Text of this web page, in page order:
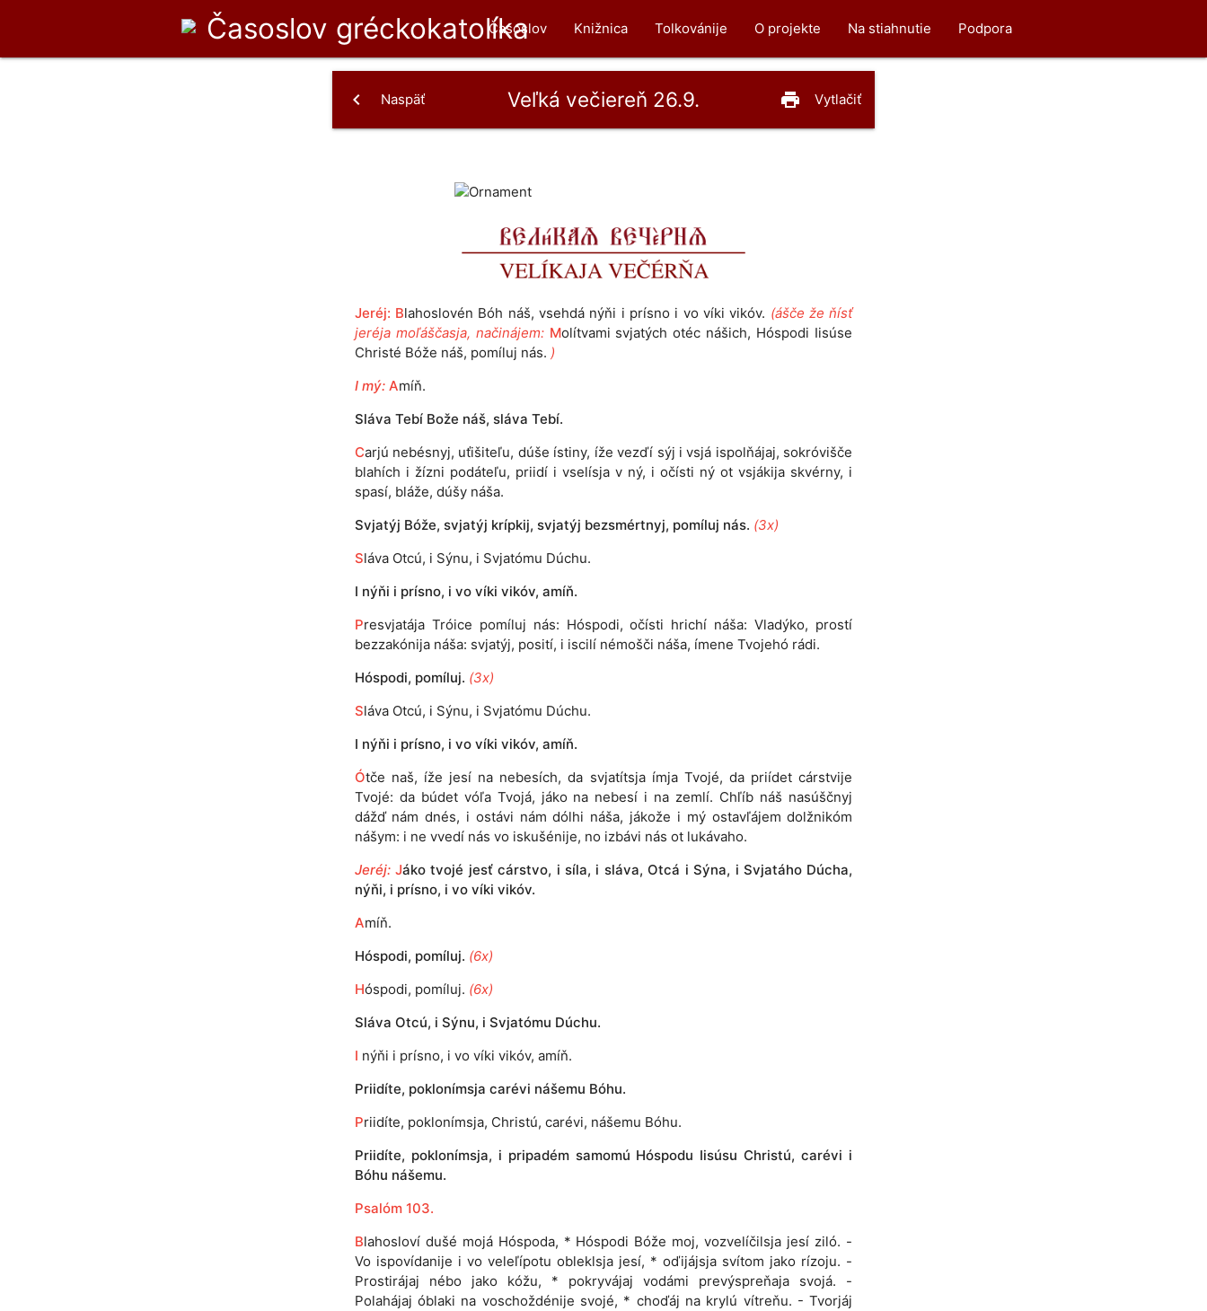
Časoslov gréckokatolíka
Časoslov Knižnica Tolkovánije O projekte Na stiahnutie Podpora
Veľká večiereň 26.9.
chevron_left Naspäť print Vytlačiť
Jeréj: Blahoslovén Bóh náš, vsehdá nýňi i prísno i vo víki vikóv. (ášče že ňísť
jeréja moľáščasja, načinájem: Molítvami svjatých otéc nášich, Hóspodi Iisúse
Christé Bóže náš, pomíluj nás. )
I mý: Amíň.
Sláva Tebí Bože náš, sláva Tebí.
Carjú nebésnyj, uťišiteľu, dúše ístiny, íže vezďí sýj i vsjá ispolňájaj, sokróvišče
blahích i žízni podáteľu, priidí i vselísja v ný, i očísti ný ot vsjákija skvérny, i
spasí, bláže, dúšy náša.
Svjatýj Bóže, svjatýj krípkij, svjatýj bezsmértnyj, pomíluj nás. (3x)
Sláva Otcú, i Sýnu, i Svjatómu Dúchu.
I nýňi i prísno, i vo víki vikóv, amíň.
Presvjatája Tróice pomíluj nás: Hóspodi, očísti hrichí náša: Vladýko, prostí
bezzakónija náša: svjatýj, posití, i iscilí némošči náša, ímene Tvojehó rádi.
Hóspodi, pomíluj. (3x)
Sláva Otcú, i Sýnu, i Svjatómu Dúchu.
I nýňi i prísno, i vo víki vikóv, amíň.
Ótče naš, íže jesí na nebesích, da svjatítsja ímja Tvojé, da priídet cárstvije
Tvojé: da búdet vóľa Tvojá, jáko na nebesí i na zemlí. Chľíb náš nasúščnyj
dážď nám dnés, i ostávi nám dólhi náša, jákože i mý ostavľájem dolžnikóm
nášym: i ne vvedí nás vo iskušénije, no izbávi nás ot lukávaho.
Jeréj: Jáko tvojé jesť cárstvo, i síla, i sláva, Otcá i Sýna, i Svjatáho Dúcha,
nýňi, i prísno, i vo víki vikóv.
Amíň.
Hóspodi, pomíluj. (6x)
Hóspodi, pomíluj. (6x)
Sláva Otcú, i Sýnu, i Svjatómu Dúchu.
I nýňi i prísno, i vo víki vikóv, amíň.
Priidíte, poklonímsja carévi nášemu Bóhu.
Priidíte, poklonímsja, Christú, carévi, nášemu Bóhu.
Priidíte, poklonímsja, i pripadém samomú Hóspodu Iisúsu Christú, carévi i
Bóhu nášemu.
Psalóm 103.
Blahosloví dušé mojá Hóspoda, * Hóspodi Bóže moj, vozvelíčilsja jesí ziló. -
Vo ispovídanije i vo veleľípotu obleklsja jesí, * oďijájsja svítom jako rízoju. -
Prostirájaj nébo jako kóžu, * pokryvájaj vodámi prevýspreňaja svojá. -
Polahájaj óblaki na voschoždénije svojé, * choďáj na krylú vítreňu. - Tvorjáj